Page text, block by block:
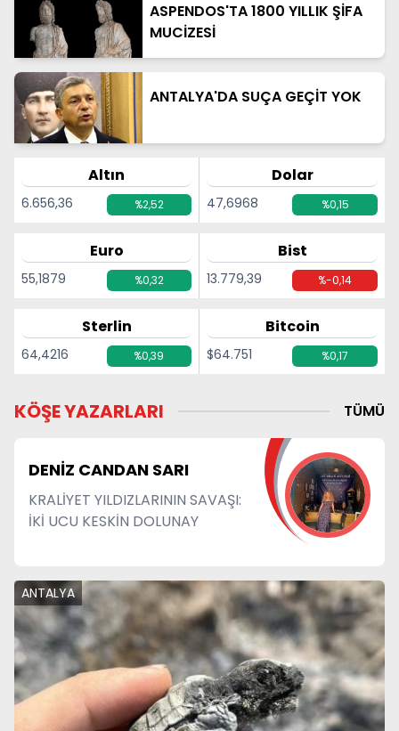
ASPENDOS'TA 1800 YILLIK ŞİFA
MUCİZESİ
ANTALYA'DA SUÇA GEÇİT YOK
Altın
6.656,36 %2,52
Dolar
47,6968 %0,15
Euro
55,1879 %0,32
Bist
13.779,39 %-0,14
Sterlin
64,4216 %0,39
Bitcoin
$64.751 %0,17
KÖŞE YAZARLARI TÜMÜ
ELENE NERMİN KARAMAN
MEMEDİM...
ANTALYA